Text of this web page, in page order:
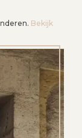
Bekijk